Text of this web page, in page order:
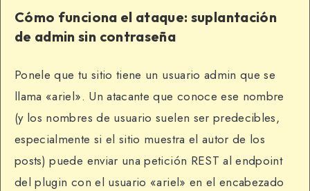
Cómo funciona el ataque: suplantación
de admin sin contraseña
Ponele que tu sitio tiene un usuario admin que se
llama «ariel». Un atacante que conoce ese nombre
(y los nombres de usuario suelen ser predecibles,
especialmente si el sitio muestra el autor de los
posts) puede enviar una petición REST al endpoint
del plugin con el usuario «ariel» en el encabezado